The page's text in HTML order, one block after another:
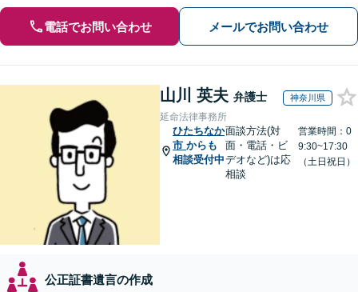
電話でお問い合わせ メールでお問い合わせ
山川 英夫 弁護士 神奈川県
延命法律事務所
ひたちなか
市 からも
相談受付中
面談方法(対
面・電話・ビ
デオなど)は応
相談
営業時間：0
9:30~17:30
（土日祝日）
公正証書遺言の作成